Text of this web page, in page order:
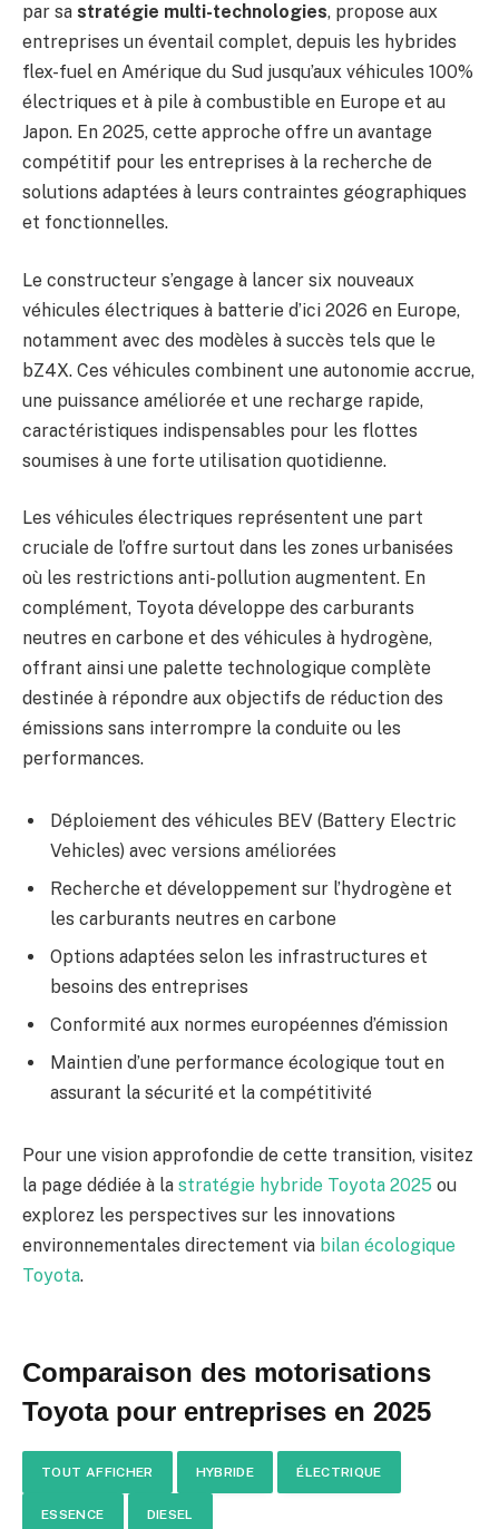
par sa stratégie multi-technologies, propose aux
entreprises un éventail complet, depuis les hybrides
flex-fuel en Amérique du Sud jusqu’aux véhicules 100%
électriques et à pile à combustible en Europe et au
Japon. En 2025, cette approche offre un avantage
compétitif pour les entreprises à la recherche de
solutions adaptées à leurs contraintes géographiques
et fonctionnelles.
Le constructeur s’engage à lancer six nouveaux
véhicules électriques à batterie d’ici 2026 en Europe,
notamment avec des modèles à succès tels que le
bZ4X. Ces véhicules combinent une autonomie accrue,
une puissance améliorée et une recharge rapide,
caractéristiques indispensables pour les flottes
soumises à une forte utilisation quotidienne.
Les véhicules électriques représentent une part
cruciale de l’offre surtout dans les zones urbanisées
où les restrictions anti-pollution augmentent. En
complément, Toyota développe des carburants
neutres en carbone et des véhicules à hydrogène,
offrant ainsi une palette technologique complète
destinée à répondre aux objectifs de réduction des
émissions sans interrompre la conduite ou les
performances.
Déploiement des véhicules BEV (Battery Electric
Vehicles) avec versions améliorées
Recherche et développement sur l’hydrogène et
les carburants neutres en carbone
Options adaptées selon les infrastructures et
besoins des entreprises
Conformité aux normes européennes d’émission
Maintien d’une performance écologique tout en
assurant la sécurité et la compétitivité
Pour une vision approfondie de cette transition, visitez
la page dédiée à la stratégie hybride Toyota 2025 ou
explorez les perspectives sur les innovations
environnementales directement via bilan écologique
Toyota.
Comparaison des motorisations
Toyota pour entreprises en 2025
TOUT AFFICHER HYBRIDE ÉLECTRIQUE
ESSENCE DIESEL